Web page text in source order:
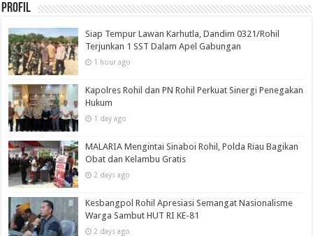
Profil
Siap Tempur Lawan Karhutla, Dandim 0321/Rohil
Terjunkan 1 SST Dalam Apel Gabungan
1 hour ago
Kapolres Rohil dan PN Rohil Perkuat Sinergi Penegakan
Hukum
1 day ago
MALARIA Mengintai Sinaboi Rohil, Polda Riau Bagikan
Obat dan Kelambu Gratis
2 days ago
Kesbangpol Rohil Apresiasi Semangat Nasionalisme
Warga Sambut HUT RI KE-81
2 days ago